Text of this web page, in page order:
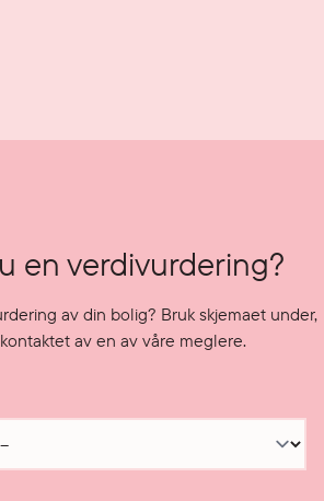
en verdivurdering?
av din bolig? Bruk skjemaet under,
av en av våre meglere.